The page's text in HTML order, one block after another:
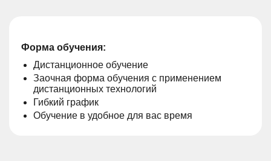
Форма обучения:
Дистанционное обучение
Заочная форма обучения с применением
дистанционных технологий
Гибкий график
Обучение в удобное для вас время